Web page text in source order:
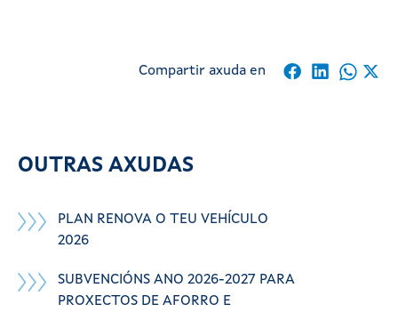
OUTRAS AXUDAS
PLAN RENOVA O TEU VEHÍCULO
2026
SUBVENCIÓNS ANO 2026-2027 PARA
PROXECTOS DE AFORRO E
Compartir axuda en